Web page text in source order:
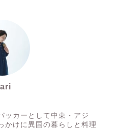
ッカーとして中東・アジ
かけに異国の暮らしと料理